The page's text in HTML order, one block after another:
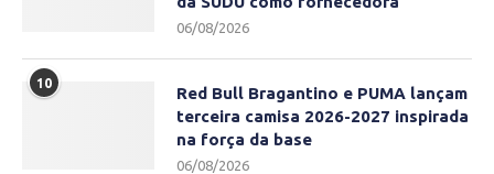
06/08/2026
10
Red Bull Bragantino e PUMA lançam
terceira camisa 2026-2027 inspirada
na força da base
06/08/2026